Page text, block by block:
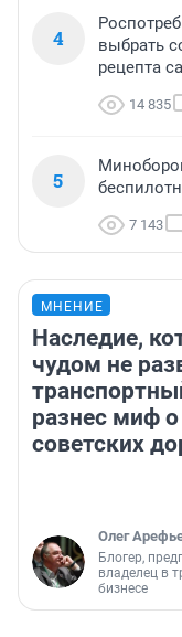
4
выбрать
рецепта
14 835
5
7 143
МНЕНИЕ
Наследие,
чудом не
разнес миф
советских
Олег
Блогер,
владелец в
бизнесе